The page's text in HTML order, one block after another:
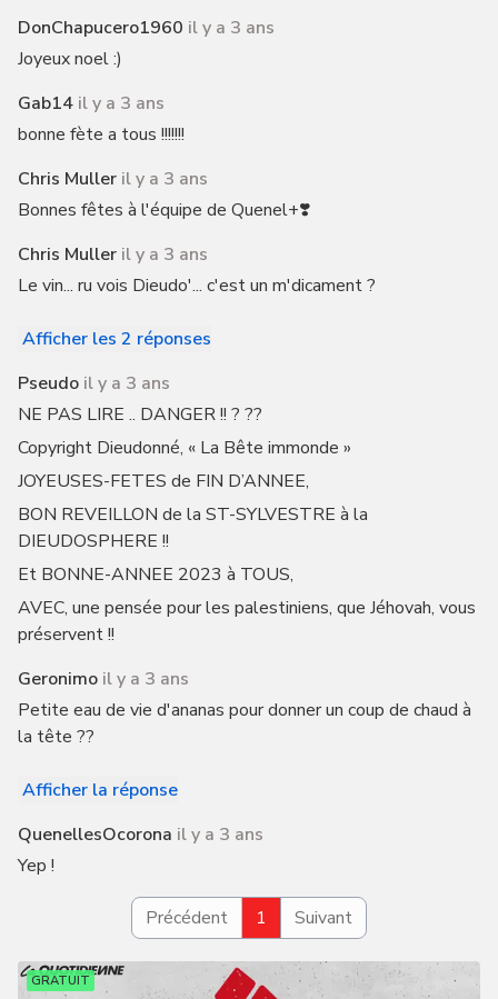
DonChapucero1960 il y a 3 ans
Joyeux noel :)
Gab14 il y a 3 ans
bonne fète a tous !!!!!!!
Chris Muller il y a 3 ans
Bonnes fêtes à l'équipe de Quenel+❣️
Chris Muller il y a 3 ans
Le vin... ru vois Dieudo'... c'est un m'dicament ?
Afficher les 2 réponses
Pseudo il y a 3 ans
NE PAS LIRE .. DANGER !! ? ??
Copyright Dieudonné, « La Bête immonde »
JOYEUSES-FETES de FIN D’ANNEE,
BON REVEILLON de la ST-SYLVESTRE à la
DIEUDOSPHERE !!
Et BONNE-ANNEE 2023 à TOUS,
AVEC, une pensée pour les palestiniens, que Jéhovah, vous
préservent !!
Geronimo il y a 3 ans
Petite eau de vie d'ananas pour donner un coup de chaud à
la tête ??
Afficher la réponse
QuenellesOcorona il y a 3 ans
Yep !
Précédent 1 Suivant
GRATUIT